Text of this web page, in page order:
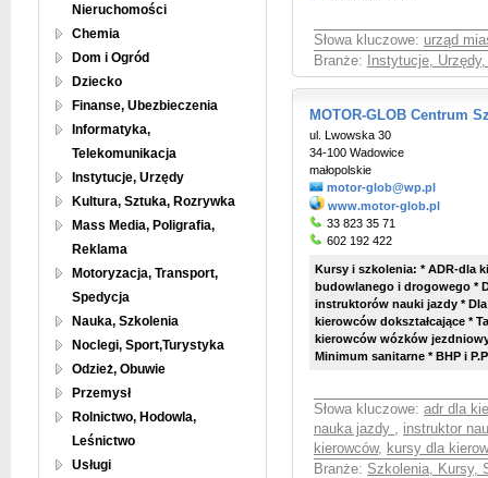
Nieruchomości
Chemia
Dom i Ogród
Dziecko
Finanse, Ubezbieczenia
Informatyka,
Telekomunikacja
Instytucje, Urzędy
Kultura, Sztuka, Rozrywka
Mass Media, Poligrafia,
Reklama
Motoryzacja, Transport,
Spedycja
Nauka, Szkolenia
Noclegi, Sport,Turystyka
Odzież, Obuwie
Przemysł
Rolnictwo, Hodowla,
Leśnictwo
Usługi
Słowa kluczowe: urząd
Branże:
Instytucje,
MOTOR-GLOB Centrum
ul. Lwowska 30
34-100 Wadowice
małopolskie
motor-glob@wp.pl
www.motor-glob.pl
33 823 35 71
602 192 422
Kursy i szkolenia: * ADR-dla
budowlanego i drogowego *
instruktorów nauki jazdy *
kierowców dokształcające *
kierowców wózków
Minimum sanitarne * BHP i
Słowa kluczowe: adr dla
nauka jazdy , instruktor
kierowców, kursy dla
Branże: Szkolenia, Kursy,